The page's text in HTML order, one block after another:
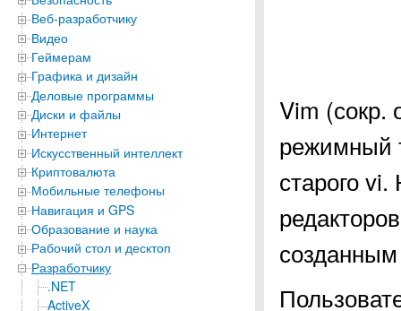
Веб-разработчику
Видео
Геймерам
Графика и дизайн
Деловые программы
Диски и файлы
Интернет
Искусственный интеллект
Криптовалюта
Мобильные телефоны
Навигация и GPS
Образование и наука
Рабочий стол и десктоп
Разработчику
.NET
ActiveX
Vim (сокр.
режимный
старого